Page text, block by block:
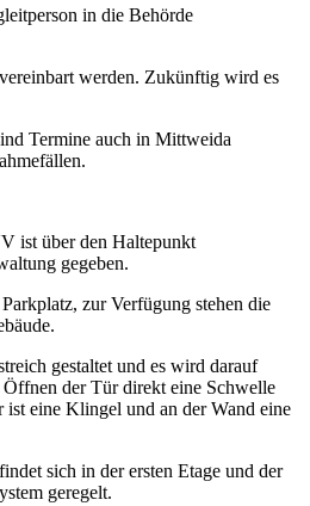
in die Behörde
werden. Zukünftig wird es
Termine auch in Mittweida
ist über den Haltepunkt
gegeben.
zur Verfügung stehen die
gestaltet und es wird darauf
Öffnen der Tür direkt eine Schwelle
eine Klingel und an der Wand eine
sich in der ersten Etage und der
geregelt.